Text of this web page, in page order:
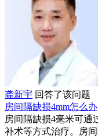
龚新宇 回答了该问题
房间隔缺损4mm怎么办
房间隔缺损4毫米可通
补术等方式治疗。房